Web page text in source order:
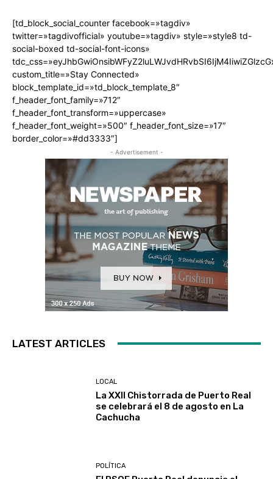
[td_block_social_counter facebook=»tagdiv»
twitter=»tagdivofficial» youtube=»tagdiv» style=»style8 td-
social-boxed td-social-font-icons»
custom_title=»Stay Connected»
block_template_id=»td_block_template_8″
f_header_font_family=»712″
f_header_font_transform=»uppercase»
f_header_font_weight=»500″ f_header_font_size=»17″
border_color=»#dd3333″]
- Advertisement -
LATEST ARTICLES
LOCAL
La XXII Chistorrada de Puerto Real
se celebrará el 8 de agosto en La
Cachucha
POLÍTICA